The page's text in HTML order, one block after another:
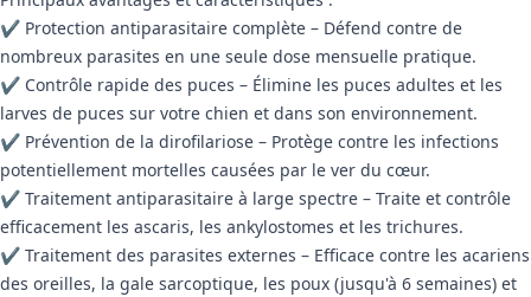
✔ Protection antiparasitaire complète – Défend contre de
nombreux parasites en une seule dose mensuelle pratique.
✔ Contrôle rapide des puces – Élimine les puces adultes et les
larves de puces sur votre chien et dans son environnement.
✔ Prévention de la dirofilariose – Protège contre les infections
potentiellement mortelles causées par le ver du cœur.
✔ Traitement antiparasitaire à large spectre – Traite et contrôle
efficacement les ascaris, les ankylostomes et les trichures.
✔ Traitement des parasites externes – Efficace contre les acariens
des oreilles, la gale sarcoptique, les poux (jusqu'à 6 semaines) et